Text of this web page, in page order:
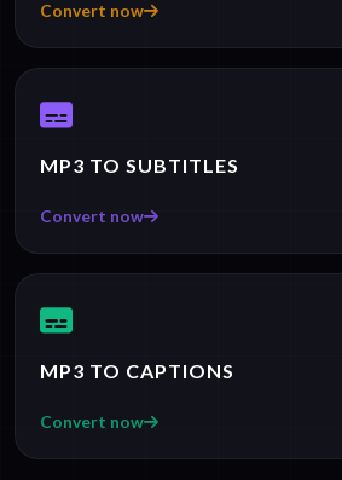
Convert now
MP3 TO SUBTITLES
Convert now
MP3 TO CAPTIONS
Convert now